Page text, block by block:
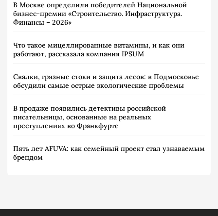
В Москве определили победителей Национальной
бизнес-премии «Строительство. Инфраструктура.
Финансы – 2026»
Что такое мицеллированные витамины, и как они
работают, рассказала компания IPSUM
Свалки, грязные стоки и защита лесов: в Подмосковье
обсудили самые острые экологические проблемы
В продаже появились детективы российской
писательницы, основанные на реальных
преступлениях во Франкфурте
Пять лет AFUVA: как семейный проект стал узнаваемым
брендом